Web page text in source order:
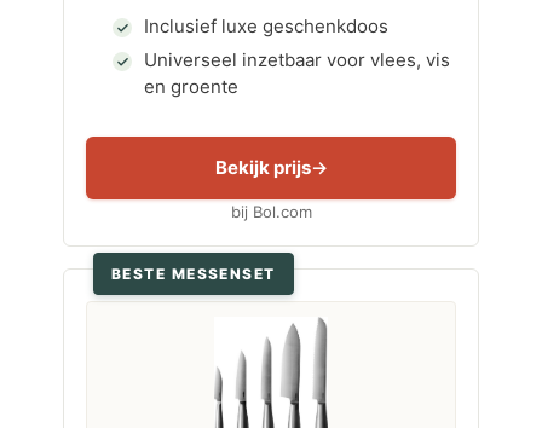
Inclusief luxe geschenkdoos
Universeel inzetbaar voor vlees, vis
en groente
Bekijk prijs
bij Bol.com
BESTE MESSENSET